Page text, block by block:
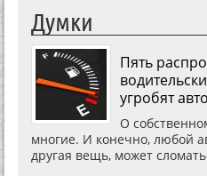
Думки
Пять
угробят
О
многие. И конечно, любой
другая вещь, может